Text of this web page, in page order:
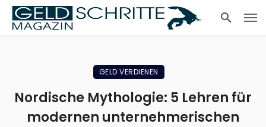
GELD VERDIENEN
Nordische Mythologie: 5 Lehren für
modernen unternehmerischen